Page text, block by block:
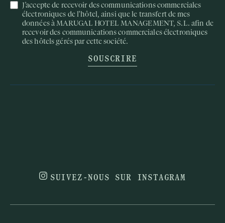
J'accepte de recevoir des communications commerciales
électroniques de l'hôtel, ainsi que le transfert de mes
données à MARUGAL HOTEL MANAGEMENT, S.L. afin de
recevoir des communications commerciales électroniques
des hôtels gérés par cette société.
SUIVEZ-NOUS SUR INSTAGRAM